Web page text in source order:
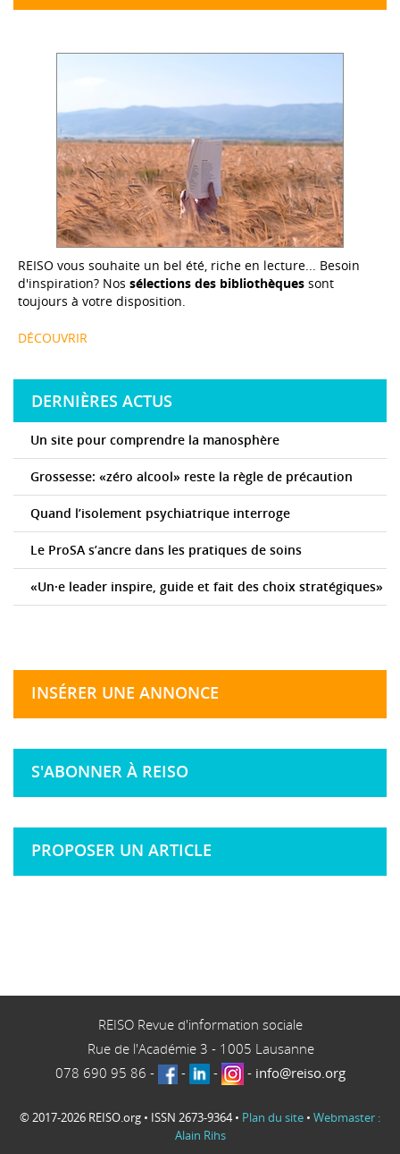
REISO vous souhaite un bel été, riche en lecture... Besoin
d'inspiration? Nos sélections des bibliothèques sont
toujours à votre disposition.
DÉCOUVRIR
DERNIÈRES ACTUS
Un site pour comprendre la manosphère
Grossesse: «zéro alcool» reste la règle de précaution
Quand l’isolement psychiatrique interroge
Le ProSA s’ancre dans les pratiques de soins
«Un·e leader inspire, guide et fait des choix stratégiques»
INSÉRER UNE ANNONCE
S'ABONNER À REISO
PROPOSER UN ARTICLE
REISO Revue d'information sociale
Rue de l'Académie 3 - 1005 Lausanne
078 690 95 86 - - - - info@reiso.org
© 2017-2026 REISO.org • ISSN 2673-9364 • Plan du site • Webmaster :
Alain Rihs